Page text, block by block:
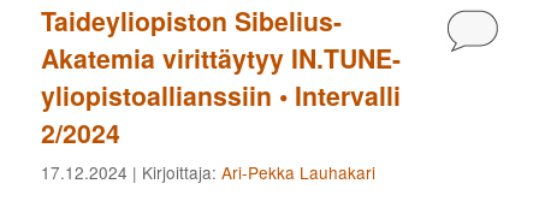
Taideyliopiston Sibelius-
Akatemia virittäytyy IN.TUNE-
yliopistoallianssiin • Intervalli
2/2024
17.12.2024 | Kirjoittaja:Ari-Pekka Lauhakari